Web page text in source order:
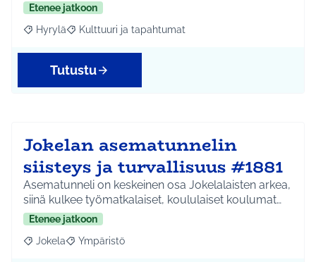
Etenee jatkoon
Rajaa tulokset aihepiirin mukaan: Hyrylä
Hyrylä Rajaa tulokset teeman mukaan: Kulttuuri ja
Kulttuuri ja tapahtumat
Tutustu
Jokelan asematunnelin
siisteys ja turvallisuus #1881
Asematunneli on keskeinen osa Jokelalaisten arkea,
siinä kulkee työmatkalaiset, koululaiset koulumat…
Etenee jatkoon
Rajaa tulokset aihepiirin mukaan: Jokela
Jokela Rajaa tulokset teeman mukaan: Ympäristö
Ympäristö